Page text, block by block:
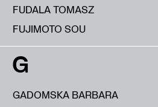
FUDALA TOMASZ
FUJIMOTO SOU
G
GADOMSKA BARBARA